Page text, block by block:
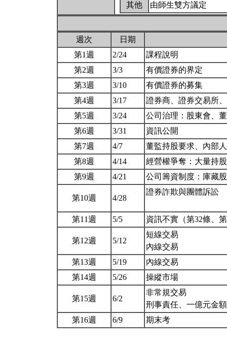
其他
由師生雙方議定
週次
日期
第1週
2/24
課程說明
第2週
3/3
有價證券的界定
第3週
3/10
有價證券的募集
第4週
3/17
證券商、證券交易所
第5週
3/24
公司治理：股東會、
第6週
3/31
資訊公開
第7週
4/7
董監持股要求、內部
第8週
4/14
經營權爭奪：大量持
第9週
4/21 公司籌資制度：庫藏
第10週 4/28
證券詐欺與團體訴訟
第11週 5/5 資訊不實（第32條、
第12週 5/12
短線交易
內線交易
第13週
5/19
內線交易
第14週
5/26 操縱市場
第15週 6/2
非常規交易
刑事責任、一億元金
第16週
6/9 期末考